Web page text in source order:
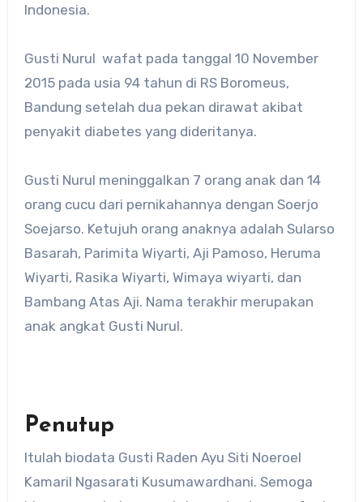
Indonesia.
Gusti Nurul wafat pada tanggal 10 November
2015 pada usia 94 tahun di RS Boromeus,
Bandung setelah dua pekan dirawat akibat
penyakit diabetes yang dideritanya.
Gusti Nurul meninggalkan 7 orang anak dan 14
orang cucu dari pernikahannya dengan Soerjo
Soejarso. Ketujuh orang anaknya adalah Sularso
Basarah, Parimita Wiyarti, Aji Pamoso, Heruma
Wiyarti, Rasika Wiyarti, Wimaya wiyarti, dan
Bambang Atas Aji. Nama terakhir merupakan
anak angkat Gusti Nurul.
Penutup
Itulah biodata Gusti Raden Ayu Siti Noeroel
Kamaril Ngasarati Kusumawardhani. Semoga